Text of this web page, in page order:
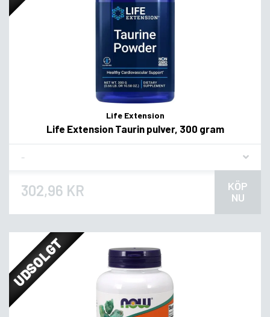
Life Extension
Life Extension Taurin pulver, 300 gram
302,96 KR
KÖP
NU
UDSOLGT